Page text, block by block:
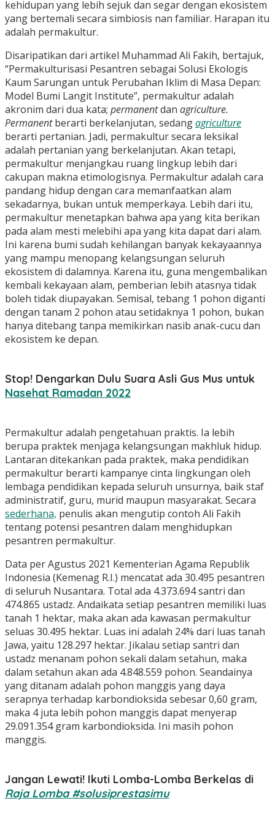
kehidupan yang lebih sejuk dan segar dengan ekosistem
yang bertemali secara simbiosis nan familiar. Harapan itu
adalah permakultur.
Disaripatikan dari artikel Muhammad Ali Fakih, bertajuk,
“Permakulturisasi Pesantren sebagai Solusi Ekologis
Kaum Sarungan untuk Perubahan Iklim di Masa Depan:
Model Bumi Langit Institute”, permakultur adalah
akronim dari dua kata; permanentdan agriculture.
Permanentberarti berkelanjutan, sedangagriculture
berarti pertanian. Jadi, permakultur secara leksikal
adalah pertanian yang berkelanjutan. Akan tetapi,
permakultur menjangkau ruang lingkup lebih dari
cakupan makna etimologisnya. Permakultur adalah cara
pandang hidup dengan cara memanfaatkan alam
sekadarnya, bukan untuk memperkaya. Lebih dari itu,
permakultur menetapkan bahwa apa yang kita berikan
pada alam mesti melebihi apa yang kita dapat dari alam.
Ini karena bumi sudah kehilangan banyak kekayaannya
yang mampu menopang kelangsungan seluruh
ekosistem di dalamnya. Karena itu, guna mengembalikan
kembali kekayaan alam, pemberian lebih atasnya tidak
boleh tidak diupayakan. Semisal, tebang 1 pohon diganti
dengan tanam 2 pohon atau setidaknya 1 pohon, bukan
hanya ditebang tanpa memikirkan nasib anak-cucu dan
ekosistem ke depan.
Stop! Dengarkan Dulu Suara Asli Gus Mus untuk
Nasehat Ramadan 2022
Permakultur adalah pengetahuan praktis. Ia lebih
berupa praktek menjaga kelangsungan makhluk hidup.
Lantaran ditekankan pada praktek, maka pendidikan
permakultur berarti kampanye cinta lingkungan oleh
lembaga pendidikan kepada seluruh unsurnya, baik staf
administratif, guru, murid maupun masyarakat. Secara
sederhana, penulis akan mengutip contoh Ali Fakih
tentang potensi pesantren dalam menghidupkan
pesantren permakultur.
Data per Agustus 2021 Kementerian Agama Republik
Indonesia (Kemenag R.I.) mencatat ada 30.495 pesantren
di seluruh Nusantara. Total ada 4.373.694 santri dan
474.865 ustadz. Andaikata setiap pesantren memiliki luas
tanah 1 hektar, maka akan ada kawasan permakultur
seluas 30.495 hektar. Luas ini adalah 24% dari luas tanah
Jawa, yaitu 128.297 hektar. Jikalau setiap santri dan
ustadz menanam pohon sekali dalam setahun, maka
dalam setahun akan ada 4.848.559 pohon. Seandainya
yang ditanam adalah pohon manggis yang daya
serapnya terhadap karbondioksida sebesar 0,60 gram,
maka 4 juta lebih pohon manggis dapat menyerap
29.091.354 gram karbondioksida. Ini masih pohon
manggis.
Jangan Lewati! Ikuti Lomba-Lomba Berkelas di
Raja Lomba #solusiprestasimu